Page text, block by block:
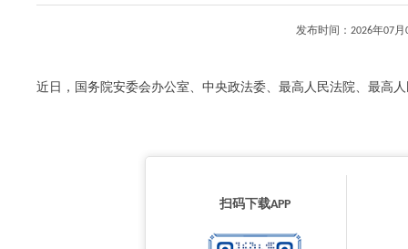
发布时间：2026年07
近日，国务院安委会办公室、中央政法委、最高人民法院、最高
扫码下载APP